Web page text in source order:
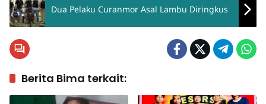
Dua Pelaku Curanmor Asal Lambu Diringkus
Berita Bima terkait: